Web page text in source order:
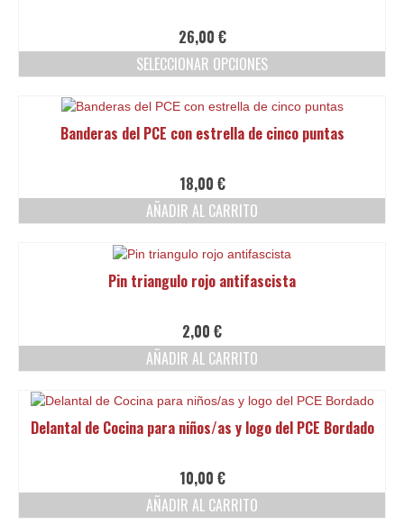
producto
Las
opciones
se
elegir
la
producto
26,00 €
SELECCIONAR OPCIONES
producto
múltiples
Las
opciones
se
elegir
en
la
producto
Banderas del PCE con estrella de cinco puntas
18,00 €
AÑADIR AL CARRITO
Pin triangulo rojo antifascista
2,00 €
AÑADIR AL CARRITO
Delantal de Cocina para niños/as y logo del PCE Bordado
10,00 €
AÑADIR AL CARRITO